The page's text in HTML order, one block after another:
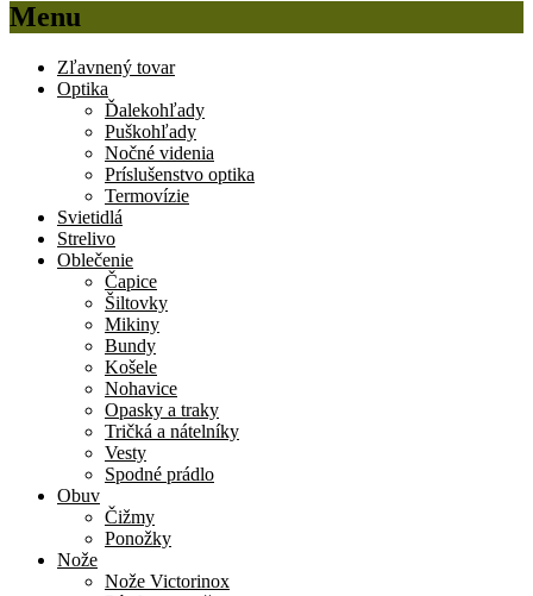
Menu
Zľavnený tovar
Optika
Ďalekohľady
Puškohľady
Nočné videnia
Príslušenstvo optika
Termovízie
Svietidlá
Strelivo
Oblečenie
Čapice
Šiltovky
Mikiny
Bundy
Košele
Nohavice
Opasky a traky
Tričká a nátelníky
Vesty
Spodné prádlo
Obuv
Čižmy
Ponožky
Nože
Nože Victorinox